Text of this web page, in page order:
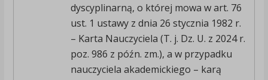
dyscyplinarną, o której mowa w art. 76
ust. 1 ustawy z dnia 26 stycznia 1982 r.
– Karta Nauczyciela (T. j. Dz. U. z 2024 r.
poz. 986 z późn. zm.), a w przypadku
nauczyciela akademickiego – karą